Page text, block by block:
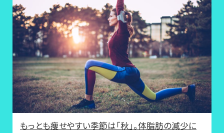
もっとも痩せやすい季節は「秋」。体脂肪の減少に